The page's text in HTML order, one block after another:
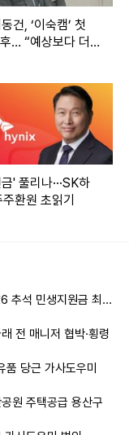
건, ‘이숙캠’ 첫
… “예상보다 더
' 풀리나···SK하
환원 초읽기
분양가상한제
추석 민생지원금 최대
전 매니저 협박·횡령
품 당근 가사도우미
원 주택공급 용산구